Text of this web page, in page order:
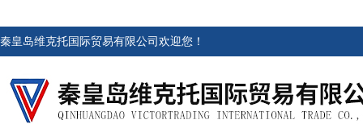
秦皇岛维克托国际贸易有限公司欢迎您！